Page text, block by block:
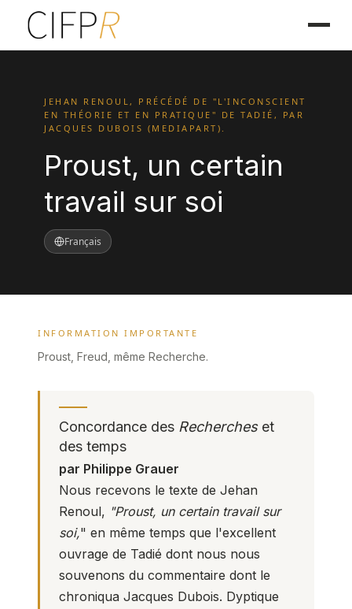
JEHAN RENOUL, PRÉCÉDÉ DE "L'INCONSCIENT
EN THÉORIE ET EN PRATIQUE" DE TADIÉ, PAR
JACQUES DUBOIS (MEDIAPART).
Proust, un certain
travail sur soi
Français
INFORMATION IMPORTANTE
Proust, Freud, même Recherche.
Concordance des Rechercheset
des temps
par Philippe Grauer
Nous recevons le texte de Jehan
Renoul, "Proust, un certain travail sur
soi," en même temps que l'excellent
ouvrage de Tadié dont nous nous
souvenons du commentaire dont le
chroniqua Jacques Dubois. Dyptique